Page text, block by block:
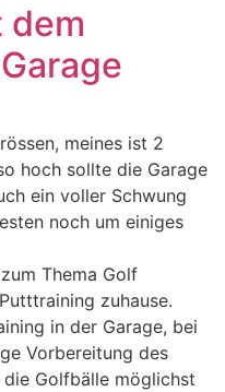
dem
meines ist 2
hoch sollte die Garage
ein voller Schwung
noch um einiges
Thema Golf
zuhause.
in der Garage, bei
Vorbereitung des
Golfbälle möglichst